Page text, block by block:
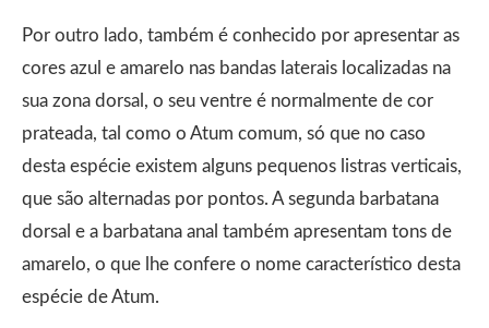
Por outro lado, também é conhecido por apresentar as
cores azul e amarelo nas bandas laterais localizadas na
sua zona dorsal, o seu ventre é normalmente de cor
prateada, tal como o Atum comum, só que no caso
desta espécie existem alguns pequenos listras verticais,
que são alternadas por pontos. A segunda barbatana
dorsal e a barbatana anal também apresentam tons de
amarelo, o que lhe confere o nome característico desta
espécie de Atum.